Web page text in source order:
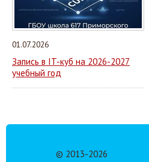
01.07.2026
Запись в IT-куб на 2026-2027
учебный год
© 2013-2026